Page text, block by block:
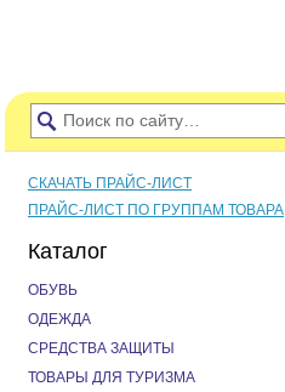
СКАЧАТЬ ПРАЙС-ЛИСТ
ПРАЙС-ЛИСТ ПО ГРУППАМ ТОВАРА
Каталог
ОБУВЬ
ОДЕЖДА
СРЕДСТВА ЗАЩИТЫ
ТОВАРЫ ДЛЯ ТУРИЗМА